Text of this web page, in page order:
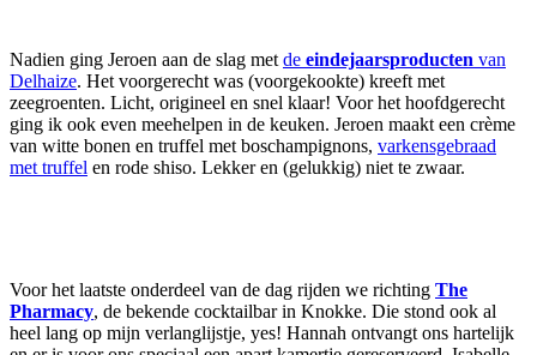
Nadien ging Jeroen aan de slag met de eindejaarsproducten van
Delhaize. Het voorgerecht was (voorgekookte) kreeft met
zeegroenten. Licht, origineel en snel klaar! Voor het hoofdgerecht
ging ik ook even meehelpen in de keuken. Jeroen maakt een crème
van witte bonen en truffel met boschampignons, varkensgebraad
met truffel en rode shiso. Lekker en (gelukkig) niet te zwaar.
Voor het laatste onderdeel van de dag rijden we richting The
Pharmacy, de bekende cocktailbar in Knokke. Die stond ook al
heel lang op mijn verlanglijstje, yes! Hannah ontvangt ons hartelijk